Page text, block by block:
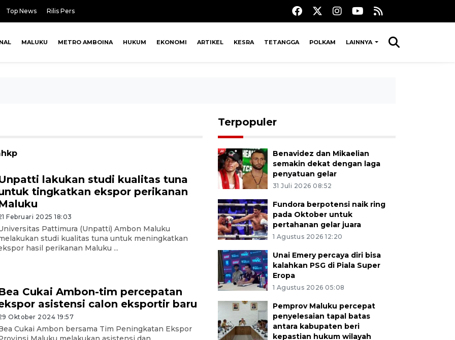
Top News Rilis Pers
MALUKU METRO AMBOINA HUKUM EKONOMI ARTIKEL KESRA TETANGGA POLKAM LAINNYA
lakukan studi kualitas tuna
tingkatkan ekspor perikanan
Februari 2025 18:03
Pattimura (Unpatti) Ambon Maluku
studi kualitas tuna untuk meningkatkan
hasil perikanan Maluku ...
Cukai Ambon-tim percepatan
asistensi calon eksportir baru
Oktober 2024 19:57
Cukai Ambon bersama Tim Peningkatan Ekspor
Terpopuler
Benavidez dan Mikaelian
semakin dekat dengan laga
penyatuan gelar
31 Juli 2026 08:52
Fundora berpotensi naik ring
pada Oktober untuk
pertahanan gelar juara
1 Agustus 2026 12:20
Unai Emery percaya diri bisa
kalahkan PSG di Piala Super
Eropa
1 Agustus 2026 05:08
Pemprov Maluku percepat
penyelesaian tapal batas
antara kabupaten beri
kepastian hukum wilayah